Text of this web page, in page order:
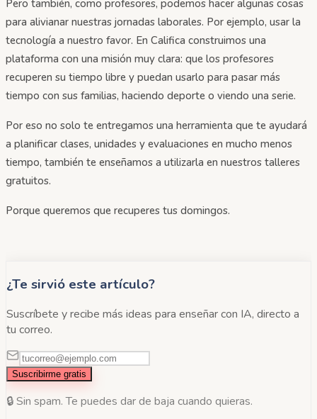
Pero también, como profesores, podemos hacer algunas cosas
para alivianar nuestras jornadas laborales. Por ejemplo, usar la
tecnología a nuestro favor. En Califica construimos una
plataforma con una misión muy clara: que los profesores
recuperen su tiempo libre y puedan usarlo para pasar más
tiempo con sus familias, haciendo deporte o viendo una serie.
Por eso no solo te entregamos una herramienta que te ayudará
a planificar clases, unidades y evaluaciones en mucho menos
tiempo, también te enseñamos a utilizarla en nuestros talleres
gratuitos.
Porque queremos que recuperes tus domingos.
¿Te sirvió este artículo?
Suscríbete y recibe más ideas para enseñar con IA, directo a
tu correo.
Suscribirme gratis
🔒 Sin spam. Te puedes dar de baja cuando quieras.